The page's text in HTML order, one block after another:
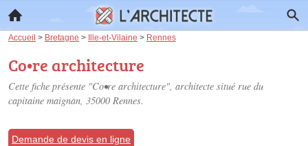
Accueil > Bretagne > Ille-et-Vilaine > Rennes
Co•re architecture
Cette fiche présente "Co•re architecture", architecte situé rue du
capitaine maignan, 35000 Rennes.
Demande de devis en ligne